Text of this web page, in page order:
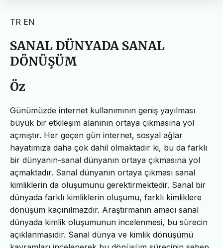
TR EN
SANAL DÜNYADA SANAL
DÖNÜŞÜM
Öz
Günümüzde internet kullanımının geniş yayılması
büyük bir etkileşim alanının ortaya çıkmasına yol
açmıştır. Her geçen gün internet, sosyal ağlar
hayatımıza daha çok dahil olmaktadır ki, bu da farklı
bir dünyanın-sanal dünyanın ortaya çıkmasına yol
açmaktadır. Sanal dünyanın ortaya çıkması sanal
kimliklerin da oluşumunu gerektirmektedir. Sanal bir
dünyada farklı kimliklerin oluşumu, farklı kimliklere
dönüşüm kaçınılmazdır. Araştırmanın amacı sanal
dünyada kimlik oluşumunun incelenmesi, bu sürecin
açıklanmasıdır. Sanal dünya ve kimlik dönüşümü